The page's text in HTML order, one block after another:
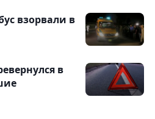
взорвали в
в